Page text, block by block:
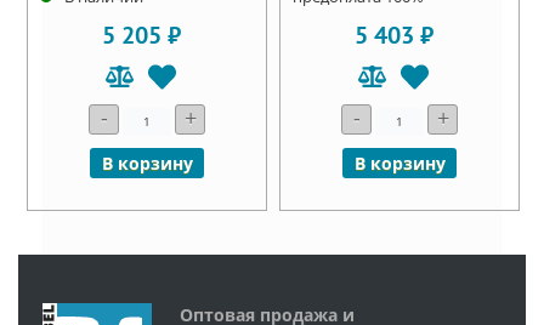
5 205 ₽
- +
В корзину
5 403 ₽
- +
В корзину
Оптовая продажа и